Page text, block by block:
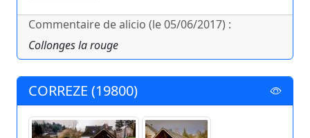
Commentaire de alicio (le 05/06/2017) :
Collonges la rouge
CORREZE (19800)